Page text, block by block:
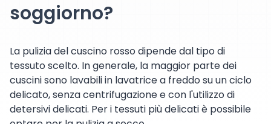
soggiorno?
La pulizia del cuscino rosso dipende dal tipo di
tessuto scelto. In generale, la maggior parte dei
cuscini sono lavabili in lavatrice a freddo su un ciclo
delicato, senza centrifugazione e con l'utilizzo di
detersivi delicati. Per i tessuti più delicati è possibile